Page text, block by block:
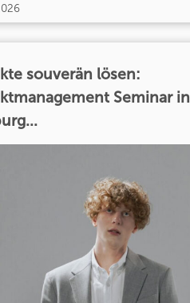
souverän lösen:
Seminar in